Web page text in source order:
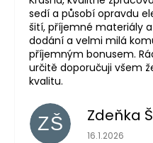
sedí a působí opravdu
šití, příjemné materiály
dodání a velmi milá
příjemným bonusem.
určitě doporučuji všem
kvalitu.
ZŠ Zdeňka
Hodnocení
16.1.2026